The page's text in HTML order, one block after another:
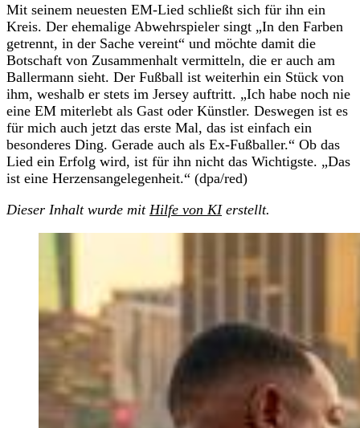
Mit seinem neuesten EM-Lied schließt sich für ihn ein
Kreis. Der ehemalige Abwehrspieler singt „In den Farben
getrennt, in der Sache vereint“ und möchte damit die
Botschaft von Zusammenhalt vermitteln, die er auch am
Ballermann sieht. Der Fußball ist weiterhin ein Stück von
ihm, weshalb er stets im Jersey auftritt. „Ich habe noch nie
eine EM miterlebt als Gast oder Künstler. Deswegen ist es
für mich auch jetzt das erste Mal, das ist einfach ein
besonderes Ding. Gerade auch als Ex-Fußballer.“ Ob das
Lied ein Erfolg wird, ist für ihn nicht das Wichtigste. „Das
ist eine Herzensangelegenheit.“ (dpa/red)
Dieser Inhalt wurde mit Hilfe von KIerstellt.